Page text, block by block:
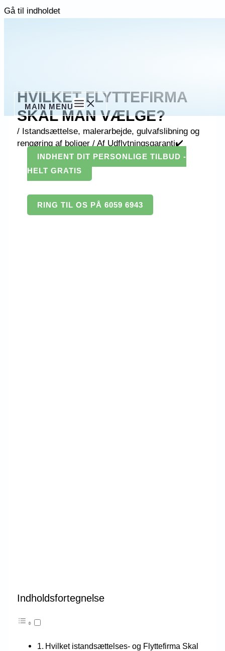
Gå til indholdet
MAIN MENU
HVILKET FLYTTEFIRMA
SKAL MAN VÆLGE?
/ Istandsættelse, malerarbejde, gulvafslibning og
rengøring af boliger / Af Udflytningsgaranti✔️
INDHENT DIT PERSONLIGE TILBUD -
HELT GRATIS
RING TIL OS PÅ 6059 6943
Indholdsfortegnelse
Hvilket istandsættelses- og Flyttefirma Skal